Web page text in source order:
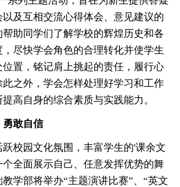
及互相交流心得体会、意见建议的
助同学们了解学校的辉煌历史和各
尽快学会角色的合理转化并使学生
置，铭记肩上挑起的责任，履行心
之外，学会怎样处理好学习和工作
高自身的综合素质与实践能力。
勇敢自信
园文化氛围，丰富学生的'课余文
全面展示自己、任意发挥优势的舞
学部将举办“主题演讲比赛”、“英文